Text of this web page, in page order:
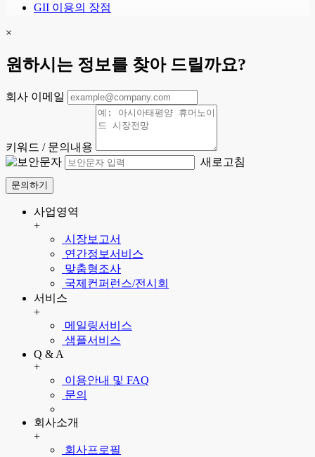
GII 이용의 장점
×
원하시는 정보를 찾아 드릴까요?
회사 이메일
키워드 / 문의내용
새로고침
문의하기
사업영역
+
시장보고서
연간정보서비스
맞춤형조사
국제컨퍼런스/전시회
서비스
+
메일링서비스
샘플서비스
Q & A
+
이용안내 및 FAQ
문의
회사소개
+
회사프로필